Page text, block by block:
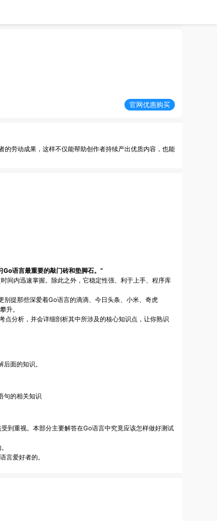
官网优惠购买
劳动成果，这样不仅能帮助创作者持续产出优质内容，也能
语言最重要的敲门砖和垫脚石。”
间内迅速掌握。除此之外，它稳定性强、利于上手、程序库
提那些深爱着Go语言的滴滴、今日头条、小米、奇虎
升。
分析，并会详细剖析其中所涉及的核心知识点，让你熟识
面的知识。
句的相关知识
到重视。本部分主要解答在Go语言中究竟应该怎样做好测试
言爱好者的。